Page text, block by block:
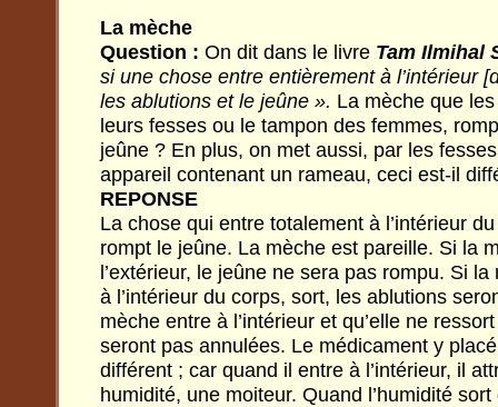
La mèche
Question : On dit dans le livre Tam Ilmihal
si une chose entre entièrement à l’intérieur
les ablutions et le jeûne ». La mèche que
leurs fesses ou le tampon des femmes,
jeûne ? En plus, on met aussi, par les
appareil contenant un rameau, ceci est-il
REPONSE
La chose qui entre totalement à l’intérieur
rompt le jeûne. La mèche est pareille. Si la
l’extérieur, le jeûne ne sera pas rompu. Si
à l’intérieur du corps, sort, les ablutions
mèche entre à l’intérieur et qu’elle ne
seront pas annulées. Le médicament y
différent ; car quand il entre à l’intérieur, il
humidité, une moiteur. Quand l’humidité